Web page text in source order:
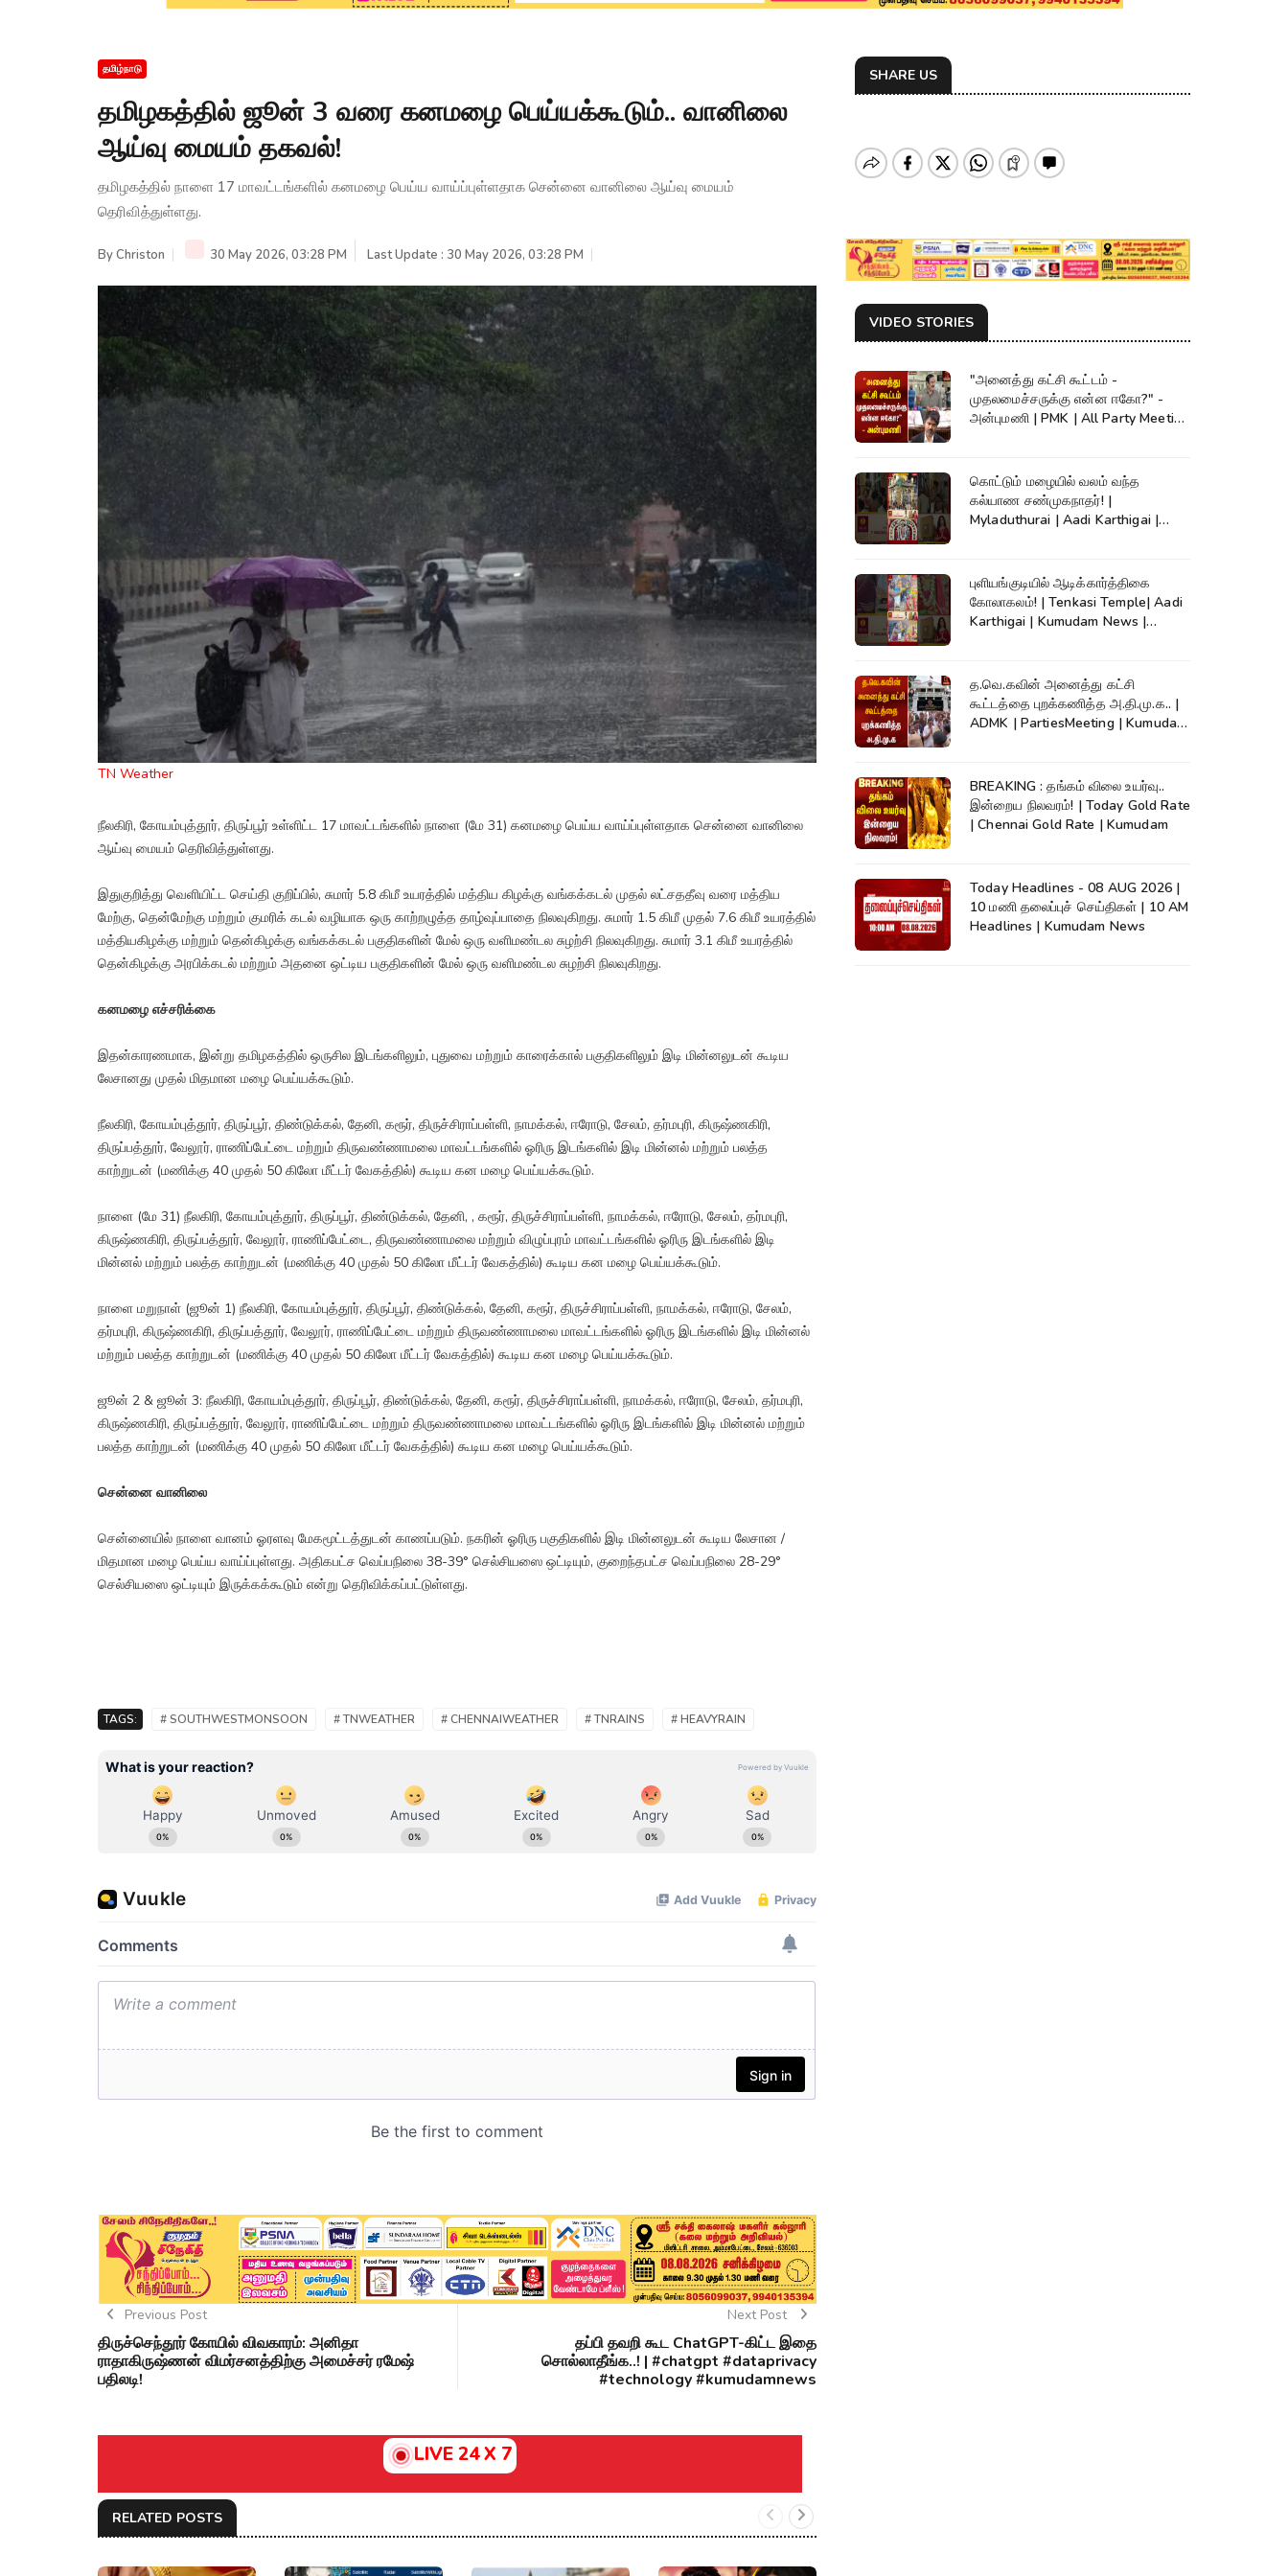
தமிழ்நாடு
தமிழகத்தில் ஜூன் 3 வரை கனமழை பெய்யக்கூடும்.. வானிலை
ஆய்வு மையம் தகவல்!
தமிழகத்தில் நாளை 17 மாவட்டங்களில் கனமழை பெய்ய வாய்ப்புள்ளதாக சென்னை வானிலை ஆய்வு மையம்
தெரிவித்துள்ளது.
ByChriston 30 May 2026, 03:28 PM Last Update : 30 May 2026, 03:28 PM
TN Weather
நீலகிரி, கோயம்புத்தூர், திருப்பூர் உள்ளிட்ட 17 மாவட்டங்களில் நாளை (மே 31) கனமழை பெய்ய வாய்ப்புள்ளதாக சென்னை வானிலை
ஆய்வு மையம் தெரிவித்துள்ளது.
இதுகுறித்து வெளியிட்ட செய்தி குறிப்பில், சுமார் 5.8 கிமீ உயரத்தில் மத்திய கிழக்கு வங்கக்கடல் முதல் லட்சததீவு வரை மத்திய
மேற்கு, தென்மேற்கு மற்றும் குமரிக் கடல் வழியாக ஒரு காற்றழுத்த தாழ்வுப்பாதை நிலவுகிறது. சுமார் 1.5 கிமீ முதல் 7.6 கிமீ உயரத்தில்
மத்தியகிழக்கு மற்றும் தென்கிழக்கு வங்கக்கடல் பகுதிகளின் மேல் ஒரு வளிமண்டல சுழற்சி நிலவுகிறது. சுமார் 3.1 கிமீ உயரத்தில்
தென்கிழக்கு அரபிக்கடல் மற்றும் அதனை ஒட்டிய பகுதிகளின் மேல் ஒரு வளிமண்டல சுழற்சி நிலவுகிறது.
கனமழை எச்சரிக்கை
இதன்காரணமாக, இன்று தமிழகத்தில் ஒருசில இடங்களிலும், புதுவை மற்றும் காரைக்கால் பகுதிகளிலும் இடி மின்னலுடன் கூடிய
லேசானது முதல் மிதமான மழை பெய்யக்கூடும்.
நீலகிரி, கோயம்புத்தூர், திருப்பூர், திண்டுக்கல், தேனி, கரூர், திருச்சிராப்பள்ளி, நாமக்கல், ஈரோடு, சேலம், தர்மபுரி, கிருஷ்ணகிரி,
திருப்பத்தூர், வேலூர், ராணிப்பேட்டை மற்றும் திருவண்ணாமலை மாவட்டங்களில் ஓரிரு இடங்களில் இடி மின்னல் மற்றும் பலத்த
காற்றுடன் (மணிக்கு 40 முதல் 50 கிலோ மீட்டர் வேகத்தில்) கூடிய கன மழை பெய்யக்கூடும்.
நாளை (மே 31) நீலகிரி, கோயம்புத்தூர், திருப்பூர், திண்டுக்கல், தேனி, , கரூர், திருச்சிராப்பள்ளி, நாமக்கல், ஈரோடு, சேலம், தர்மபுரி,
கிருஷ்ணகிரி, திருப்பத்தூர், வேலூர், ராணிப்பேட்டை, திருவண்ணாமலை மற்றும் விழுப்புரம் மாவட்டங்களில் ஓரிரு இடங்களில் இடி
மின்னல் மற்றும் பலத்த காற்றுடன் (மணிக்கு 40 முதல் 50 கிலோ மீட்டர் வேகத்தில்) கூடிய கன மழை பெய்யக்கூடும்.
நாளை மறுநாள் (ஜூன் 1) நீலகிரி, கோயம்புத்தூர், திருப்பூர், திண்டுக்கல், தேனி, கரூர், திருச்சிராப்பள்ளி, நாமக்கல், ஈரோடு, சேலம்,
தர்மபுரி, கிருஷ்ணகிரி, திருப்பத்தூர், வேலூர், ராணிப்பேட்டை மற்றும் திருவண்ணாமலை மாவட்டங்களில் ஓரிரு இடங்களில் இடி மின்னல்
மற்றும் பலத்த காற்றுடன் (மணிக்கு 40 முதல் 50 கிலோ மீட்டர் வேகத்தில்) கூடிய கன மழை பெய்யக்கூடும்.
ஜூன் 2 & ஜூன் 3: நீலகிரி, கோயம்புத்தூர், திருப்பூர், திண்டுக்கல், தேனி, கரூர், திருச்சிராப்பள்ளி, நாமக்கல், ஈரோடு, சேலம், தர்மபுரி,
கிருஷ்ணகிரி, திருப்பத்தூர், வேலூர், ராணிப்பேட்டை மற்றும் திருவண்ணாமலை மாவட்டங்களில் ஓரிரு இடங்களில் இடி மின்னல் மற்றும்
பலத்த காற்றுடன் (மணிக்கு 40 முதல் 50 கிலோ மீட்டர் வேகத்தில்) கூடிய கன மழை பெய்யக்கூடும்.
சென்னை வானிலை
சென்னையில் நாளை வானம் ஓரளவு மேகமூட்டத்துடன் காணப்படும். நகரின் ஓரிரு பகுதிகளில் இடி மின்னலுடன் கூடிய லேசான /
மிதமான மழை பெய்ய வாய்ப்புள்ளது. அதிகபட்ச வெப்பநிலை 38-39° செல்சியஸை ஒட்டியும், குறைந்தபட்ச வெப்பநிலை 28-29°
செல்சியஸை ஒட்டியும் இருக்கக்கூடும் என்று தெரிவிக்கப்பட்டுள்ளது.
TAGS: # SOUTHWESTMONSOON # TNWEATHER # CHENNAIWEATHER # TNRAINS # HEAVYRAIN
Previous Post
திருச்செந்தூர் கோயில் விவகாரம்: அனிதா
ராதாகிருஷ்ணன் விமர்சனத்திற்கு அமைச்சர் ரமேஷ்
பதிலடி!
Next Post
தப்பி தவறி கூட ChatGPT-கிட்ட இதை
சொல்லாதீங்க..! | #chatgpt #dataprivacy
#technology #kumudamnews
LIVE 24 X 7
RELATED POSTS
SHARE US
VIDEO STORIES
"அனைத்து கட்சி கூட்டம் -
முதலமைச்சருக்கு என்ன ஈகோ?" -
அன்புமணி | PMK | All Party Meeting
கொட்டும் மழையில் வலம் வந்த
கல்யாண சண்முகநாதர்! |
Myladuthurai | Aadi Karthigai |
புளியங்குடியில் ஆடிக்கார்த்திகை
கோலாகலம்! | Tenkasi Temple| Aadi
Karthigai | Kumudam News |
த.வெ.கவின் அனைத்து கட்சி
கூட்டத்தை புறக்கணித்த அ.தி.மு.க.. |
ADMK | PartiesMeeting | Kumudam
BREAKING : தங்கம் விலை உயர்வு..
இன்றைய நிலவரம்! | Today Gold Rate
| Chennai Gold Rate | Kumudam
Today Headlines - 08 AUG 2026 |
10 மணி தலைப்புச் செய்திகள் | 10 AM
Headlines | Kumudam News